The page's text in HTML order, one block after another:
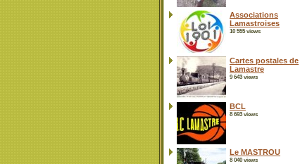
Associations
Lamastroises
10 555 views
Cartes postales de
Lamastre
9 643 views
BCL
8 693 views
Le MASTROU
8 040 views